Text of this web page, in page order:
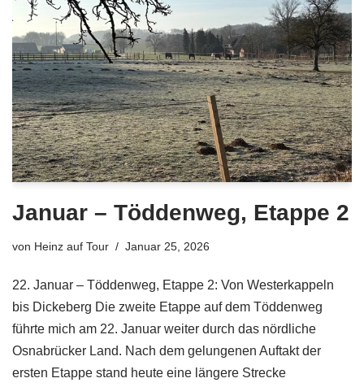
Januar – Töddenweg, Etappe 2
von Heinz auf Tour Januar 25, 2026
22. Januar – Töddenweg, Etappe 2: Von Westerkappeln
bis Dickeberg Die zweite Etappe auf dem Töddenweg
führte mich am 22. Januar weiter durch das nördliche
Osnabrücker Land. Nach dem gelungenen Auftakt der
ersten Etappe stand heute eine längere Strecke